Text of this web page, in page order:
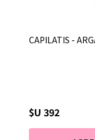
CAPILATIS -
$U 392